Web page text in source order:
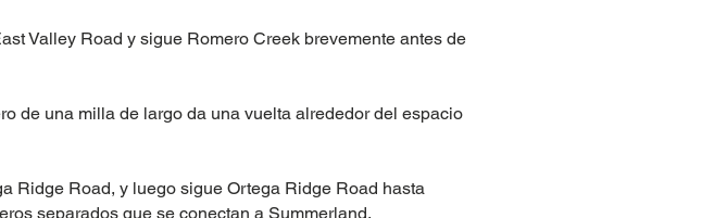
Valley Road y sigue Romero Creek brevemente antes de
de una milla de largo da una vuelta alrededor del espacio
Ridge Road, y luego sigue Ortega Ridge Road hasta
separados que se conectan a Summerland.